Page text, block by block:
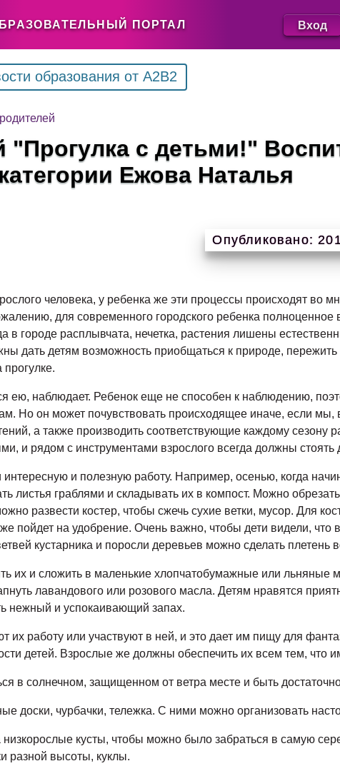
ПОРТАЛ Вход
образования от A2B2
"Прогулка с детьми!"
Ежова Наталья
Опубликовано:
человека, у ребенка же эти процессы происходят во
для современного городского ребенка полноценное
в городе расплывчата, нечетка, растения лишены
дать детям возможность приобщаться к природе,
ею, наблюдает. Ребенок еще не способен к наблюдению,
Но он может почувствовать происходящее иначе, если мы,
а также производить соответствующие каждому сезону
и рядом с инструментами взрослого всегда должны стоять
и полезную работу. Например, осенью, когда
листья граблями и складывать их в компост. Можно
развести костер, чтобы сжечь сухие ветки, мусор. Для
пойдет на удобрение. Очень важно, чтобы дети видели, что
кустарника и поросли деревьев можно сделать плетень
их и сложить в маленькие хлопчатобумажные или льняные
лавандового или розового масла. Детям нравятся
нежный и успокаивающий запах.
их работу или участвуют в ней, и это дает им пищу для
детей. Взрослые же должны обеспечить их всем тем, что
в солнечном, защищенном от ветра месте и быть
доски, чурбачки, тележка. С ними можно организовать
низкорослые кусты, чтобы можно было забраться в самую
разной высоты, куклы.